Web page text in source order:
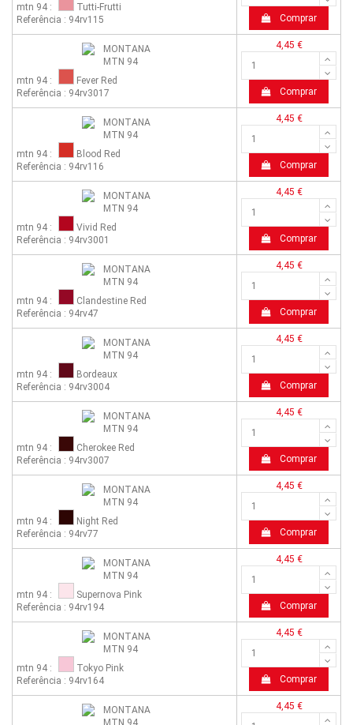
mtn 94 :
Tutti-Frutti
Referência : 94rv115
Comprar
mtn 94 :
Fever Red
Referência : 94rv3017
4,45 €
Comprar
mtn 94 :
Blood Red
Referência : 94rv116
4,45 €
Comprar
mtn 94 :
Vivid Red
Referência : 94rv3001
4,45 €
Comprar
mtn 94 :
Clandestine Red
Referência : 94rv47
4,45 €
Comprar
mtn 94 :
Bordeaux
Referência : 94rv3004
4,45 €
Comprar
mtn 94 :
Cherokee Red
Referência : 94rv3007
4,45 €
Comprar
mtn 94 :
Night Red
Referência : 94rv77
4,45 €
Comprar
mtn 94 :
Supernova Pink
Referência : 94rv194
4,45 €
Comprar
mtn 94 :
Tokyo Pink
Referência : 94rv164
4,45 €
Comprar
4,45 €